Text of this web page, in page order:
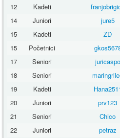
12
Kadeti
14
Juniori jure5
15
Kadeti ZD
15
Početnici
17
Seniori juricaspo
18
Seniori
19
Kadeti
20
Juniori prv123
21
Seniori Chico
22
Juniori petraz